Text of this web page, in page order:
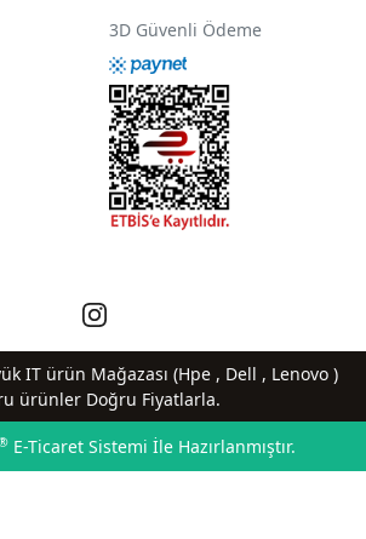
3D Güvenli Ödeme
IT ürün Mağazası (Hpe , Dell , Lenovo )
ürünler Doğru Fiyatlarla.
E-Ticaret Sistemi İle Hazırlanmıştır.